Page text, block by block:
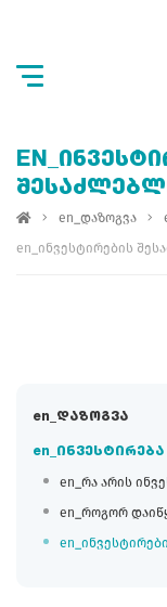
en_დაზოგვა
en_ინვესტირება
en_რა არის
en_როგორ
en_დაზოგვა
en_ინვესტირების